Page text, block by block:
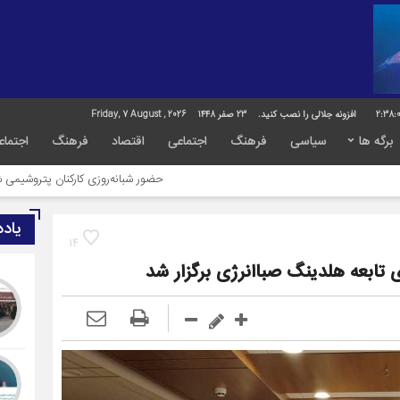
افزونه جلالی را نصب کنید. 23 صفر 1448
برگه ها سیاسی فرهنگ اجتماعی اقتصاد فرهنگ
حضور شبانه‌روزی کارکنان پتروشیمی شهید
14
هلدینگ صباانرژی برگزار شد